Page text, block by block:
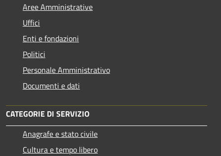
Aree Amministrative
Uffici
Enti e fondazioni
Politici
Personale Amministrativo
Documenti e dati
CATEGORIE DI SERVIZIO
Anagrafe e stato civile
Cultura e tempo libero